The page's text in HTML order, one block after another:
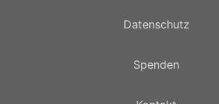
Datenschutz
Spenden